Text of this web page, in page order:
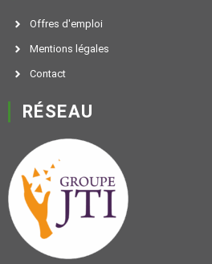
Offres d'emploi
Mentions légales
Contact
RÉSEAU